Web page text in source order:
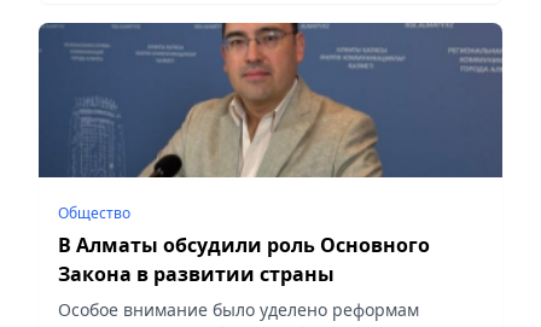
Общество
В Алматы обсудили роль Основного
Закона в развитии страны
Особое внимание было уделено реформам